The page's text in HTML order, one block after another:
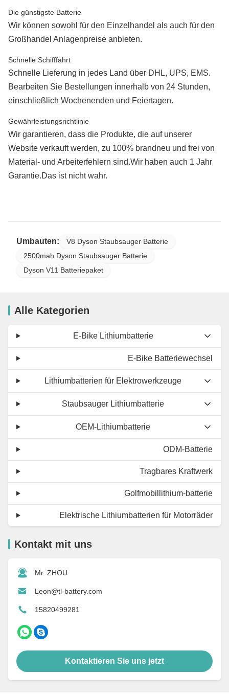
Die günstigste Batterie
Wir können sowohl für den Einzelhandel als auch für den
Großhandel Anlagenpreise anbieten.
Schnelle Schifffahrt
Schnelle Lieferung in jedes Land über DHL, UPS, EMS.
Bearbeiten Sie Bestellungen innerhalb von 24 Stunden,
einschließlich Wochenenden und Feiertagen.
Gewährleistungsrichtlinie
Wir garantieren, dass die Produkte, die auf unserer
Website verkauft werden, zu 100% brandneu und frei von
Material- und Arbeiterfehlern sind.Wir haben auch 1 Jahr
Garantie.Das ist nicht wahr.
Umbauten:
V8 Dyson Staubsauger Batterie
2500mah Dyson Staubsauger Batterie
Dyson V11 Batteriepaket
Alle Kategorien
E-Bike Lithiumbatterie
E-Bike Batteriewechsel
Lithiumbatterien für Elektrowerkzeuge
Staubsauger Lithiumbatterie
OEM-Lithiumbatterie
ODM-Batterie
Tragbares Kraftwerk
Golfmobillithium-batterie
Elektrische Lithiumbatterien für Motorräder
Kontakt mit uns
Mr. ZHOU
Leon@tl-battery.com
15820499281
Kontaktieren Sie uns jetzt